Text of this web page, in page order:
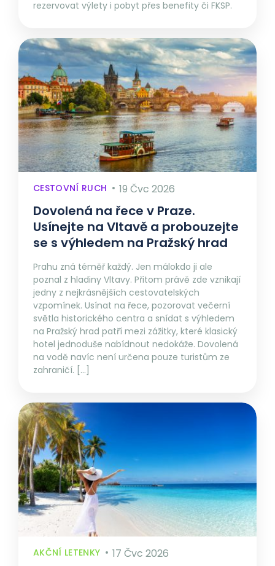
rezervovat výlety i pobyt přes benefity či FKSP.
CESTOVNÍ RUCH 19 Čvc 2026
Dovolená na řece v Praze.
Usínejte na Vltavě a probouzejte
se s výhledem na Pražský hrad
Prahu zná téměř každý. Jen málokdo ji ale
poznal z hladiny Vltavy. Přitom právě zde vznikají
jedny z nejkrásnějších cestovatelských
vzpomínek. Usínat na řece, pozorovat večerní
světla historického centra a snídat s výhledem
na Pražský hrad patří mezi zážitky, které klasický
hotel jednoduše nabídnout nedokáže. Dovolená
na vodě navíc není určena pouze turistům ze
zahraničí. […]
AKČNÍ LETENKY 17 Čvc 2026